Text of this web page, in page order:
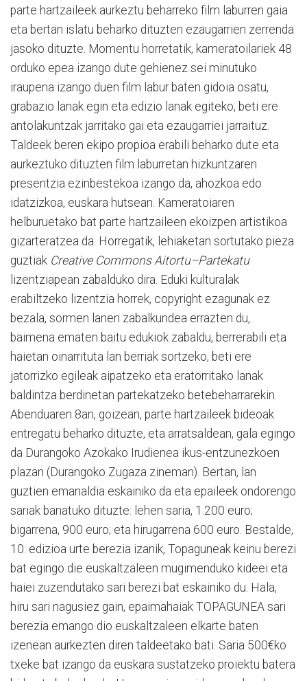
parte hartzaileek aurkeztu beharreko film laburren gaia
eta bertan islatu beharko dituzten ezaugarrien zerrenda
jasoko dituzte. Momentu horretatik, kameratoilariek 48
orduko epea izango dute gehienez sei minutuko
iraupena izango duen film labur baten gidoia osatu,
grabazio lanak egin eta edizio lanak egiteko, beti ere
antolakuntzak jarritako gai eta ezaugarriei jarraituz.
Taldeek beren ekipo propioa erabili beharko dute eta
aurkeztuko dituzten film laburretan hizkuntzaren
presentzia ezinbestekoa izango da, ahozkoa edo
idatzizkoa, euskara hutsean. Kameratoiaren
helburuetako bat parte hartzaileen ekoizpen artistikoa
gizarteratzea da. Horregatik, lehiaketan sortutako pieza
guztiak Creative Commons Aitortu–Partekatu
lizentziapean zabalduko dira. Eduki kulturalak
erabiltzeko lizentzia horrek, copyright ezagunak ez
bezala, sormen lanen zabalkundea errazten du,
baimena ematen baitu edukiok zabaldu, berrerabili eta
haietan oinarrituta lan berriak sortzeko, beti ere
jatorrizko egileak aipatzeko eta eratorritako lanak
baldintza berdinetan partekatzeko betebeharrarekin.
Abenduaren 8an, goizean, parte hartzaileek bideoak
entregatu beharko dituzte, eta arratsaldean, gala egingo
da Durangoko Azokako Irudienea ikus-entzunezkoen
plazan (Durangoko Zugaza zineman). Bertan, lan
guztien emanaldia eskainiko da eta epaileek ondorengo
sariak banatuko dituzte: lehen saria, 1.200 euro;
bigarrena, 900 euro; eta hirugarrena 600 euro. Bestalde,
10. edizioa urte berezia izanik, Topaguneak keinu berezi
bat egingo die euskaltzaleen mugimenduko kideei eta
haiei zuzendutako sari berezi bat eskainiko du. Hala,
hiru sari nagusiez gain, epaimahaiak TOPAGUNEA sari
berezia emango dio euskaltzaleen elkarte baten
izenean aurkezten diren taldeetako bati. Saria 500€ko
txeke bat izango da euskara sustatzeko proiektu batera